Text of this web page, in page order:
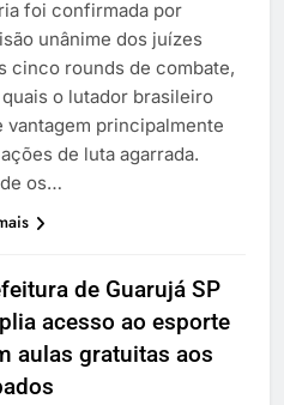
foi confirmada por
unânime dos juízes
cinco rounds de combate,
o lutador brasileiro
vantagem principalmente
de luta agarrada.
os…
de Guarujá SP
acesso ao esporte
aulas gratuitas aos